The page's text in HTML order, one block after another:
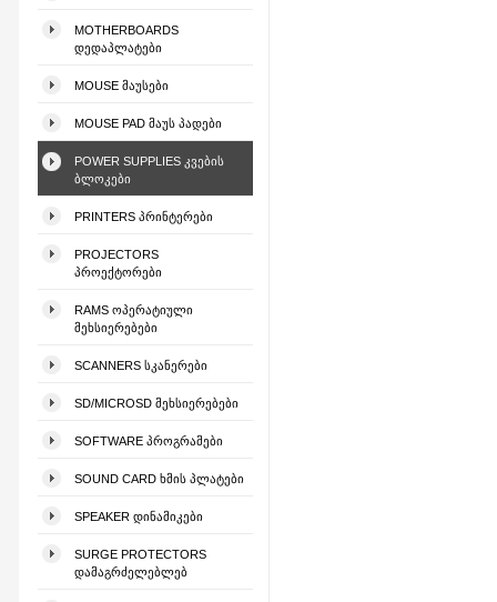
MOTHERBOARDS
ᲓᲔᲓᲐᲞᲚᲐᲢᲔᲑᲘ
MOUSE ᲛᲐᲣᲡᲔᲑᲘ
MOUSE PAD ᲛᲐᲣᲡ ᲞᲐᲓᲔᲑᲘ
POWER SUPPLIES ᲙᲕᲔᲑᲘᲡ
ᲑᲚᲝᲙᲔᲑᲘ
PRINTERS ᲞᲠᲘᲜᲢᲔᲠᲔᲑᲘ
PROJECTORS
ᲞᲠᲝᲔᲥᲢᲝᲠᲔᲑᲘ
RAMS ᲝᲞᲔᲠᲐᲢᲘᲣᲚᲘ
ᲛᲔᲮᲡᲘᲔᲠᲔᲑᲔᲑᲘ
SCANNERS ᲡᲙᲐᲜᲔᲠᲔᲑᲘ
SD/MICROSD ᲛᲔᲮᲡᲘᲔᲠᲔᲑᲔᲑᲘ
SOFTWARE ᲞᲠᲝᲒᲠᲐᲛᲔᲑᲘ
SOUND CARD ᲮᲛᲘᲡ ᲞᲚᲐᲢᲔᲑᲘ
SPEAKER ᲓᲘᲜᲐᲛᲘᲙᲔᲑᲘ
SURGE PROTECTORS
ᲓᲐᲛᲐᲒᲠᲫᲔᲚᲔᲑᲚᲔᲑ